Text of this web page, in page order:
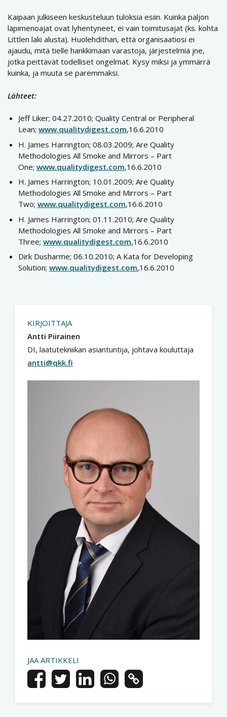
Kaipaan julkiseen keskusteluun tuloksia esiin. Kuinka paljon
läpimenoajat ovat lyhentyneet, ei vain toimitusajat (ks. kohta
Littlen laki alusta). Huolehdithan, että organisaatiosi ei
ajaudu, mitä tielle hankkimaan varastoja, järjestelmiä jne,
jotka peittävät todelliset ongelmat. Kysy miksi ja ymmärrä
kuinka, ja muuta se paremmaksi.
Lähteet:
Jeff Liker; 04.27.2010; Quality Central or Peripheral
Lean; www.qualitydigest.com,16.6.2010
H. James Harrington; 08.03.2009; Are Quality
Methodologies All Smoke and Mirrors – Part
One; www.qualitydigest.com,16.6.2010
H. James Harrington; 10.01.2009; Are Quality
Methodologies All Smoke and Mirrors – Part
Two; www.qualitydigest.com,16.6.2010
H. James Harrington; 01.11.2010; Are Quality
Methodologies All Smoke and Mirrors – Part
Three; www.qualitydigest.com,16.6.2010
Dirk Dusharme; 06.10.2010; A Kata for Developing
Solution; www.qualitydigest.com,16.6.2010
KIRJOITTAJA
Antti Piirainen
DI, laatutekniikan asiantuntija, johtava kouluttaja
antti@qkk.fi
JAA ARTIKKELI